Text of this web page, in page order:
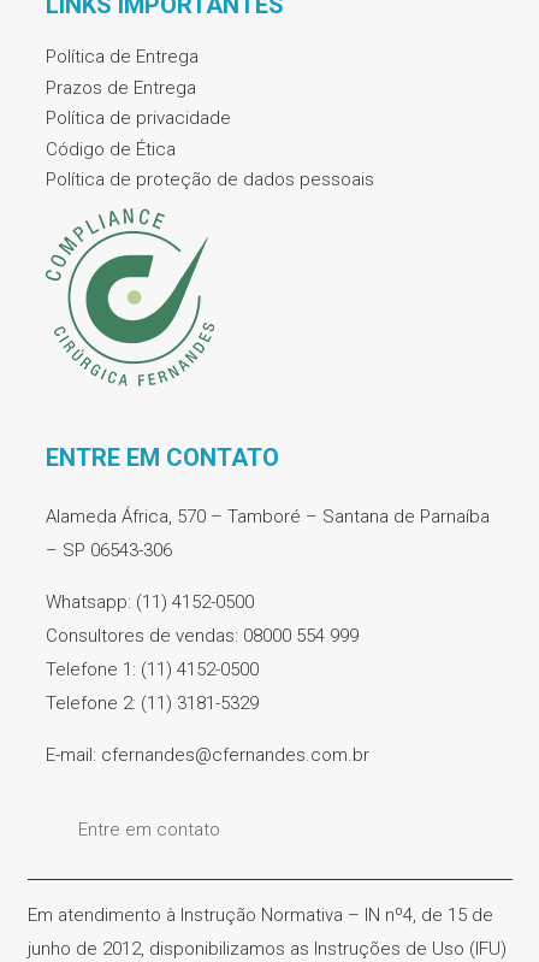
Política de Entrega
Prazos de Entrega
Política de privacidade
Código de Ética
Política de proteção de dados pessoais
ENTRE EM CONTATO
Alameda África, 570 – Tamboré – Santana de Parnaíba
– SP 06543-306
Whatsapp: (11) 4152-0500
Consultores de vendas: 08000 554 999
Telefone 1: (11) 4152-0500
Telefone 2: (11) 3181-5329
E-mail: cfernandes@cfernandes.com.br
Entre em contato
Em atendimento à Instrução Normativa – IN nº4, de 15 de
junho de 2012, disponibilizamos as Instruções de Uso (IFU)